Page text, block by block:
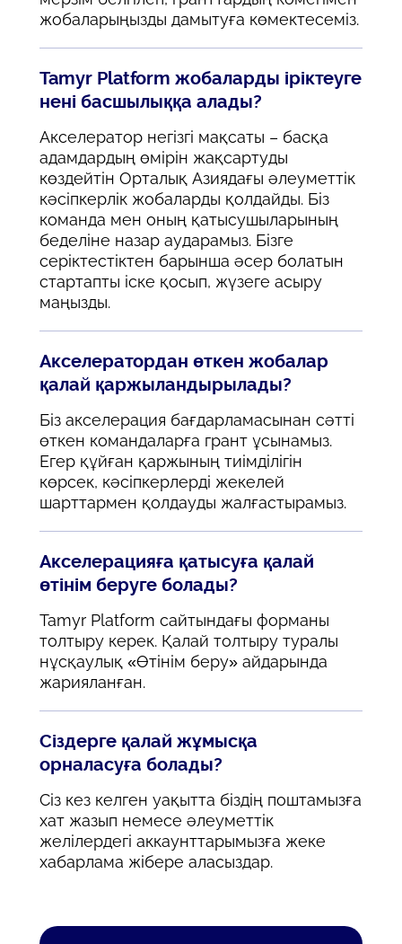
жобаларыңызды дамытуға көмектесеміз.
Tamyr Platform жобаларды іріктеуге
нені басшылыққа алады?
Акселератор негізгі мақсаты – басқа
адамдардың өмірін жақсартуды
көздейтін Орталық Азиядағы әлеуметтік
кәсіпкерлік жобаларды қолдайды. Біз
команда мен оның қатысушыларының
беделіне назар аударамыз. Бізге
серіктестіктен барынша әсер болатын
стартапты іске қосып, жүзеге асыру
маңызды.
Акселератордан өткен жобалар
қалай қаржыландырылады?
Біз акселерация бағдарламасынан сәтті
өткен командаларға грант ұсынамыз.
Егер құйған қаржының тиімділігін
көрсек, кәсіпкерлерді жекелей
шарттармен қолдауды жалғастырамыз.
Акселерацияға қатысуға қалай
өтінім беруге болады?
Tamyr Platform сайтындағы форманы
толтыру керек. Қалай толтыру туралы
нұсқаулық «Өтінім беру» айдарында
жарияланған.
Сіздерге қалай жұмысқа
орналасуға болады?
Сіз кез келген уақытта біздің поштамызға
хат жазып немесе әлеуметтік
желілердегі аккаунттарымызға жеке
хабарлама жібере аласыздар.